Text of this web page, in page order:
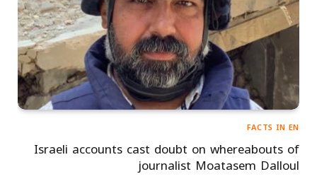
FACTS IN EN
Israeli accounts cast doubt on whereabouts of
journalist Moatasem Dalloul